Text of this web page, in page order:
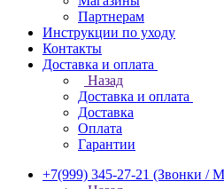
Партнерам
Инструкции по уходу
Контакты
Доставка и оплата
Назад
Доставка и оплата
Доставка
Оплата
Гарантии
+7(999) 345-27-21 (Звонки /